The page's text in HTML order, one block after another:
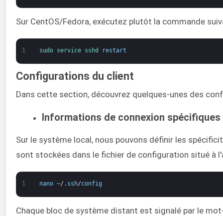
Sur CentOS/Fedora, exécutez plutôt la commande
1 sudo service sshd restart
Configurations du client
Dans cette section, découvrez quelques-unes des
Informations de connexion spécifiques
Sur le système local, nous pouvons définir les
sont stockées dans le fichier de configuration situé à
1 nano ~/ . ssh/config
Chaque bloc de système distant est signalé par le